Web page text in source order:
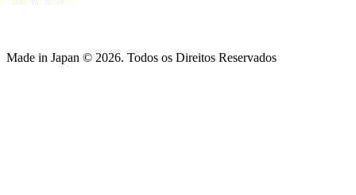
Made in Japan © 2026. Todos os Direitos Reservados